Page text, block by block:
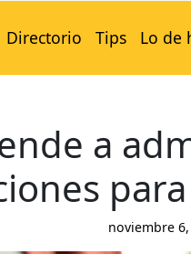
Directorio Tips Lo de
a
noviembre